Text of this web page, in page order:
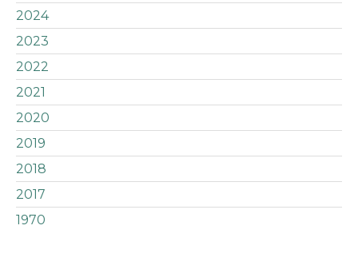
2024
2023
2022
2021
2020
2019
2018
2017
1970